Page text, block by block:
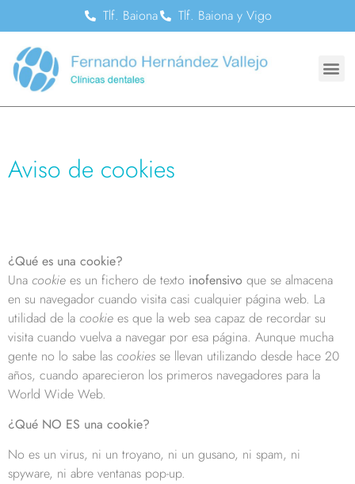
Tlf. Baiona Tlf. Baiona y Vigo
Aviso de cookies
¿Qué es una cookie?
Una cookie es un fichero de texto inofensivo que se almacena
en su navegador cuando visita casi cualquier página web. La
utilidad de la cookie es que la web sea capaz de recordar su
visita cuando vuelva a navegar por esa página. Aunque mucha
gente no lo sabe las cookies se llevan utilizando desde hace 20
años, cuando aparecieron los primeros navegadores para la
World Wide Web.
¿Qué NO ES una cookie?
No es un virus, ni un troyano, ni un gusano, ni spam, ni
spyware, ni abre ventanas pop-up.